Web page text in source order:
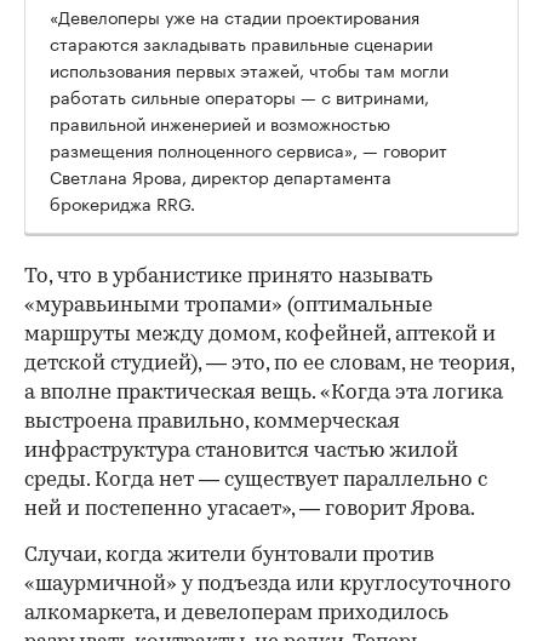
00:00
«Девелоперы уже на стадии проектирования
стараются закладывать правильные сценарии
использования первых этажей, чтобы там могли
работать сильные операторы — с витринами,
правильной инженерией и возможностью
размещения полноценного сервиса», — говорит
Светлана Ярова, директор департамента
брокериджа RRG.
То, что в урбанистике принято называть
«муравьиными тропами» (оптимальные
маршруты между домом, кофейней, аптекой и
детской студией), — это, по ее словам, не теория,
а вполне практическая вещь. «Когда эта логика
выстроена правильно, коммерческая
инфраструктура становится частью жилой
среды. Когда нет — существует параллельно с
ней и постепенно угасает», — говорит Ярова.
Случаи, когда жители бунтовали против
«шаурмичной» у подъезда или круглосуточного
алкомаркета, и девелоперам приходилось